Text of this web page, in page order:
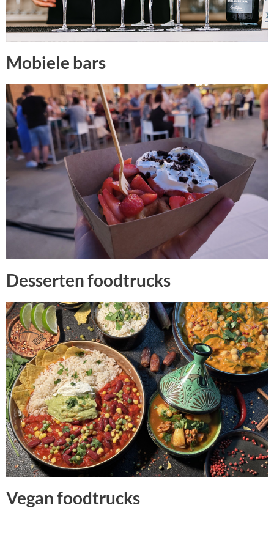
Mobiele bars
Desserten foodtrucks
Vegan foodtrucks